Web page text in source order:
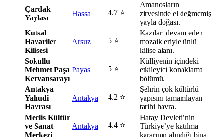
Çardak
Yaylası
Hassa 4.7 ⭐
Amanosların
zirvesinde el değmemiş
yayla doğası.
Kutsal
Havariler
Kilisesi
Arsuz 5 ⭐
Kazıları devam eden
mozaikleriyle ünlü
kilise alanı.
Sokullu
Mehmet Paşa
Kervansarayı
Payas 5 ⭐
Külliyenin içindeki
etkileyici konaklama
bölümü.
Antakya
Yahudi
Havrası
Antakya 4.2 ⭐
Şehrin çok kültürlü
yapısını tamamlayan
tarihi havra.
Meclis Kültür
ve Sanat
Merkezi
Antakya 4.4 ⭐
Hatay Devleti’nin
Türkiye’ye katılma
kararının alındığı bina.